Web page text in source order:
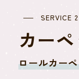
SERVICE 2
カーペ
ロールカー